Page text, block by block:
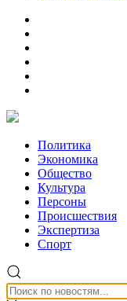
Политика
Экономика
Общество
Культура
Персоны
Происшествия
Экспертиза
Спорт